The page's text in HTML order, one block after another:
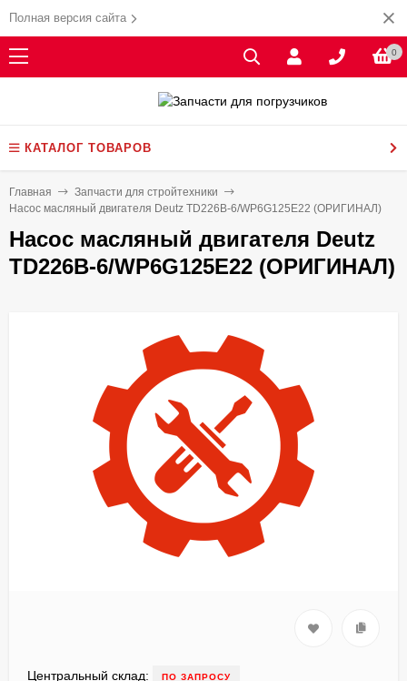
Полная версия сайта
0
КАТАЛОГ ТОВАРОВ
Главная
Запчасти для стройтехники
Насос масляный двигателя Deutz TD226B-6/WP6G125E22 (ОРИГИНАЛ)
Насос масляный двигателя Deutz
TD226B-6/WP6G125E22 (ОРИГИНАЛ)
Центральный склад: ПО ЗАПРОСУ